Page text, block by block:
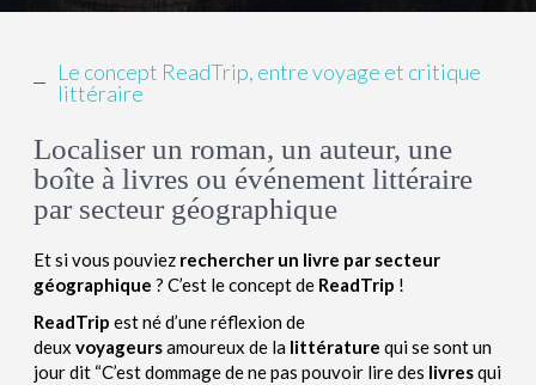
Le concept ReadTrip, entre voyage et critique
littéraire
Localiser un roman, un auteur, une
boîte à livres ou événement littéraire
par secteur géographique
Et si vous pouviez rechercher un livre par secteur
géographique ? C’est le concept de ReadTrip !
ReadTrip est né d’une réflexion de
deuxvoyageursamoureux de la littérature qui se sont un
jour dit “C’est dommage de ne pas pouvoir lire des livresqui